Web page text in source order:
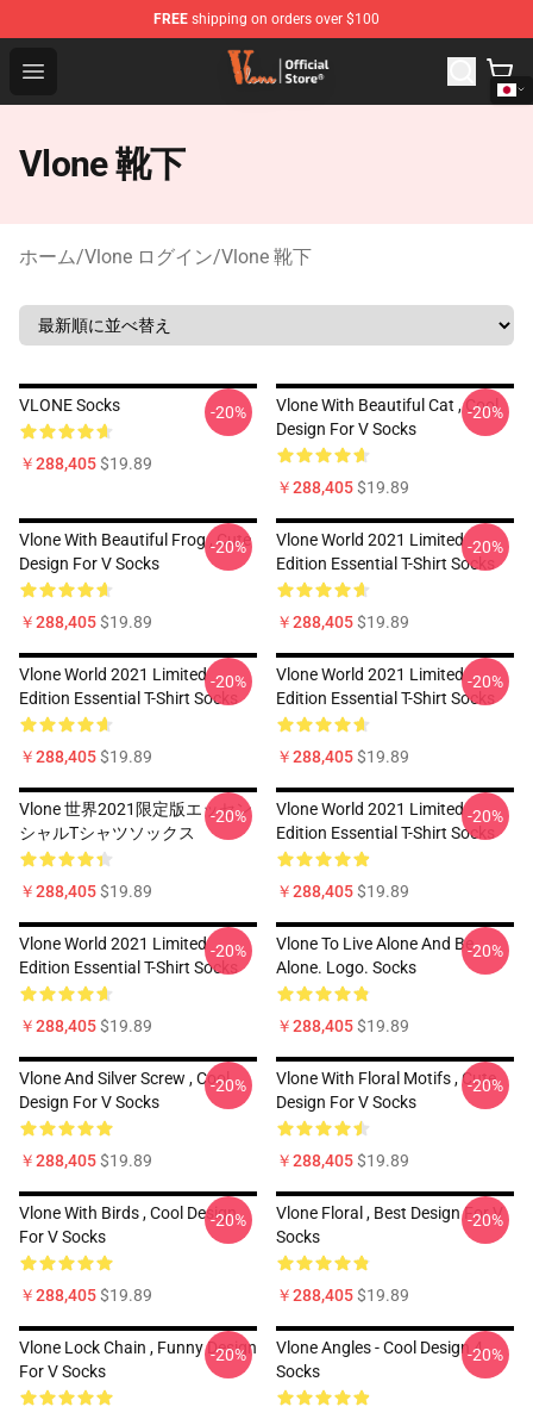
FREE shipping on orders over $100
Open menu
Vlone Shop - Official Vlone Merchandise Store
Vlone 靴下
ホーム/Vlone ログイン/Vlone 靴下
VLONE Socks
￥288,405$19.89
-20%
Vlone With Beautiful Cat , Cool
Design For V Socks
￥288,405$19.89
-20%
Vlone With Beautiful Frog , Cute
Design For V Socks
￥288,405$19.89
-20%
Vlone World 2021 Limited
Edition Essential T-Shirt Socks
￥288,405$19.89
-20%
Vlone World 2021 Limited
Edition Essential T-Shirt Socks
￥288,405$19.89
-20%
Vlone World 2021 Limited
Edition Essential T-Shirt Socks
￥288,405$19.89
-20%
Vlone 世界2021限定版エッセン
シャルTシャツソックス
￥288,405$19.89
-20%
Vlone World 2021 Limited
Edition Essential T-Shirt Socks
￥288,405$19.89
-20%
Vlone World 2021 Limited
Edition Essential T-Shirt Socks
￥288,405$19.89
-20%
Vlone To Live Alone And Be
Alone. Logo. Socks
￥288,405$19.89
-20%
Vlone And Silver Screw , Cool
Design For V Socks
￥288,405$19.89
-20%
Vlone With Floral Motifs , Cute
Design For V Socks
￥288,405$19.89
-20%
Vlone With Birds , Cool Design
For V Socks
￥288,405$19.89
-20%
Vlone Floral , Best Design For V
Socks
￥288,405$19.89
-20%
Vlone Lock Chain , Funny Design
For V Socks
-20%
Vlone Angles - Cool Design 4
Socks
-20%